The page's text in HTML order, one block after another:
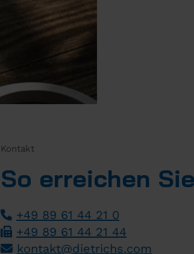
Kontakt
So erreichen
+49 89 61 44 21 0
+49 89 61 44 21 44
kontakt@dietrichs.com